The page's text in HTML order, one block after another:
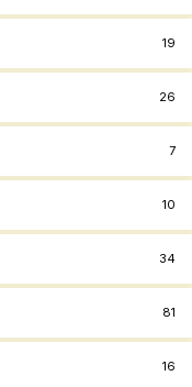
19
26
7
10
34
81
16